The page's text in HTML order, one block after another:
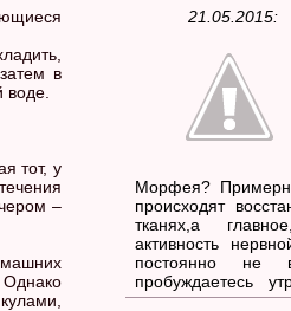
в
воде.
тот, у
–
Однако
углеводов,21.05.2015:
Морфея?
происходят
тканях,а
активность
постоянно не
пробуждаетесь
неприятными